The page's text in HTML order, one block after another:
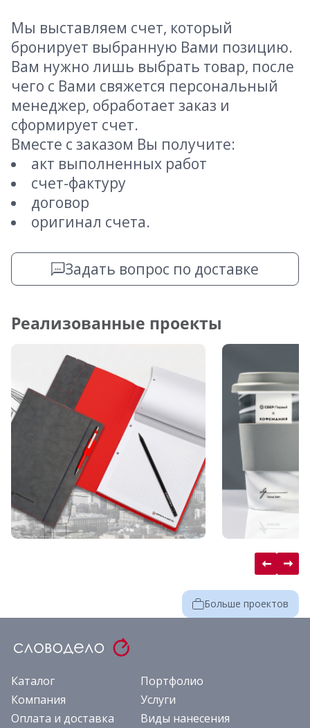
Мы выставляем счет, который
бронирует выбранную Вами позицию.
Вам нужно лишь выбрать товар, после
чего с Вами свяжется персональный
менеджер, обработает заказ и
сформирует счет.
Вместе с заказом Вы получите:
акт выполненных работ
счет-фактуру
договор
оригинал счета.
Задать вопрос по доставке
Реализованные проекты
Больше проектов
Каталог
Портфолио
Компания
Услуги
Оплата и доставка
Виды нанесения